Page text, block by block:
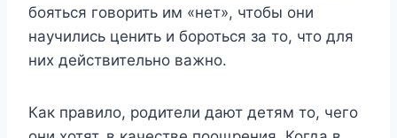
бояться говорить им «нет», чтобы они
научились ценить и бороться за то, что для
них действительно важно.
Как правило, родители дают детям то, чего